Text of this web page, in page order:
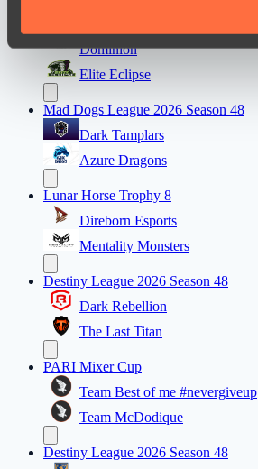
Dominion
Elite Eclipse
Mad Dogs League 2026 Season 48
Dark Tamplars
Azure Dragons
Lunar Horse Trophy 8
Direborn Esports
Mentality Monsters
Destiny League 2026 Season 48
Dark Rebellion
The Last Titan
PARI Mixer Cup
Team Best of me #nevergiveup
Team McDodique
Destiny League 2026 Season 48